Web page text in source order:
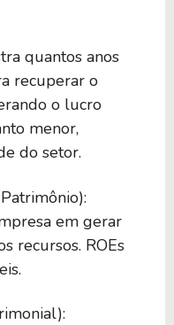
quantos anos
recuperar o
o lucro
menor,
do setor.
em gerar
recursos. ROEs